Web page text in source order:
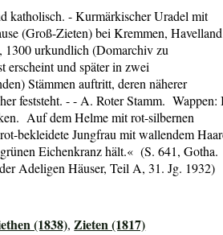
katholisch. - Kurmärkischer Uradel mit
(Groß-Zieten) bei Kremmen,
1300 urkundlich (Domarchiv zu
erscheint und später in zwei
Stämmen auftritt, deren näherer
feststeht. - - A. Roter Stamm. Wappen:
Auf dem Helme mit rot-silbernen
bekleidete Jungfrau mit wallendem
Eichenkranz hält.« (S. 641, Gotha.
Adeligen Häuser, Teil A, 31. Jg. 1932)
(1838), Zieten (1817)